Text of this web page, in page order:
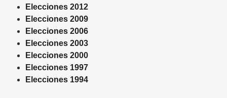
Elecciones 2012
Elecciones 2009
Elecciones 2006
Elecciones 2003
Elecciones 2000
Elecciones 1997
Elecciones 1994